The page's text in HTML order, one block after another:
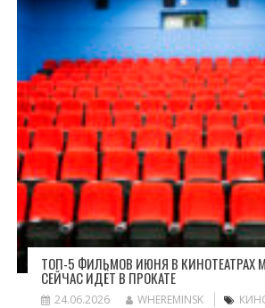
ТОП-5 ФИЛЬМОВ ИЮНЯ В КИНОТЕАТРАХ
СЕЙЧАС ИДЁТ В ПРОКАТЕ
24.06.2026 WHEREMINSK